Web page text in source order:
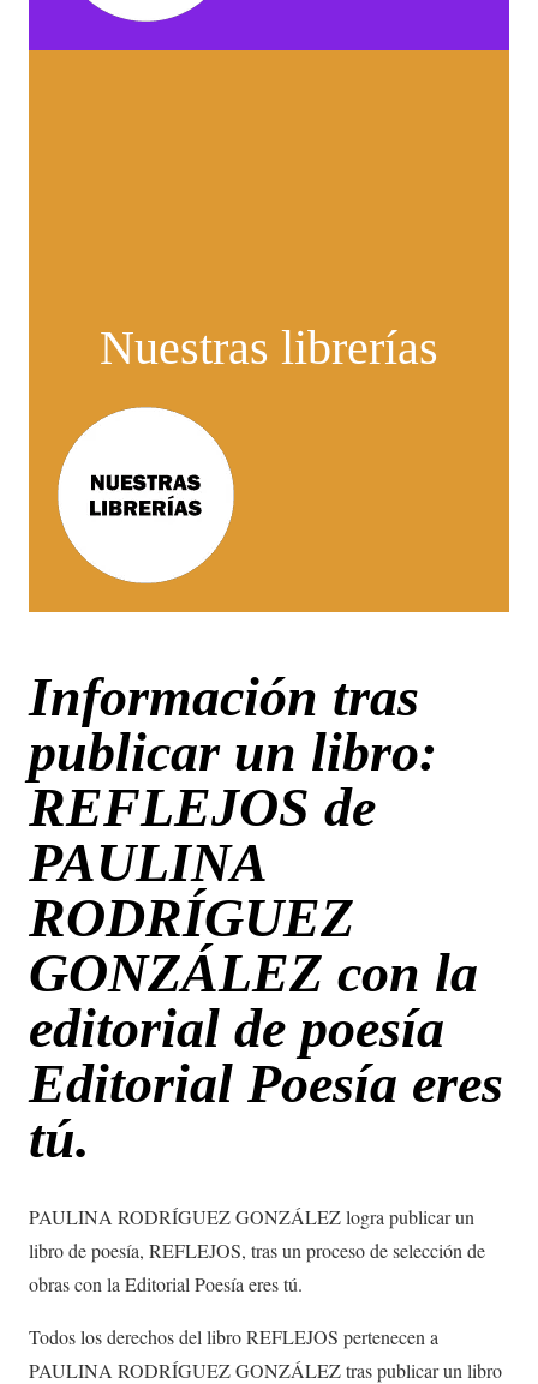
Nuestras librerías
Información tras
publicar un libro:
REFLEJOS de
PAULINA
RODRÍGUEZ
GONZÁLEZ con la
editorial de poesía
Editorial Poesía eres
tú.
PAULINA RODRÍGUEZ GONZÁLEZ logra publicar un
libro de poesía, REFLEJOS, tras un proceso de selección de
obras con la Editorial Poesía eres tú.
Todos los derechos del libro REFLEJOS pertenecen a
PAULINA RODRÍGUEZ GONZÁLEZ tras publicar un libro